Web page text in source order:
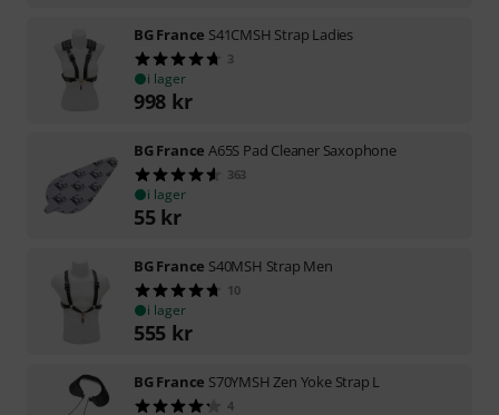
BG France S41CMSH Strap Ladies
3
i lager
998 kr
BG France A65S Pad Cleaner Saxophone
363
i lager
55 kr
BG France S40MSH Strap Men
10
i lager
555 kr
BG France S70YMSH Zen Yoke Strap L
4